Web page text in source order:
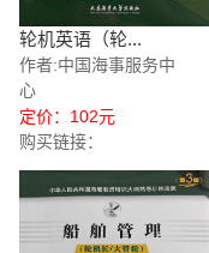
轮机英语（轮...
作者:中国海事服务中
心
定价：102元
购买链接：